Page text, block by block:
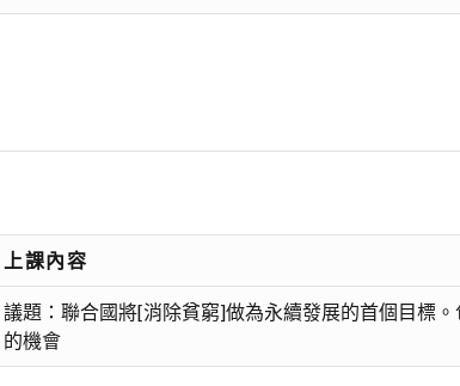
上課內容
議題：聯合國將[消除貧窮]做為永續發展的首個目標
的機會